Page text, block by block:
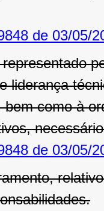
de 03/05/
liderança
como à
de 03/05/